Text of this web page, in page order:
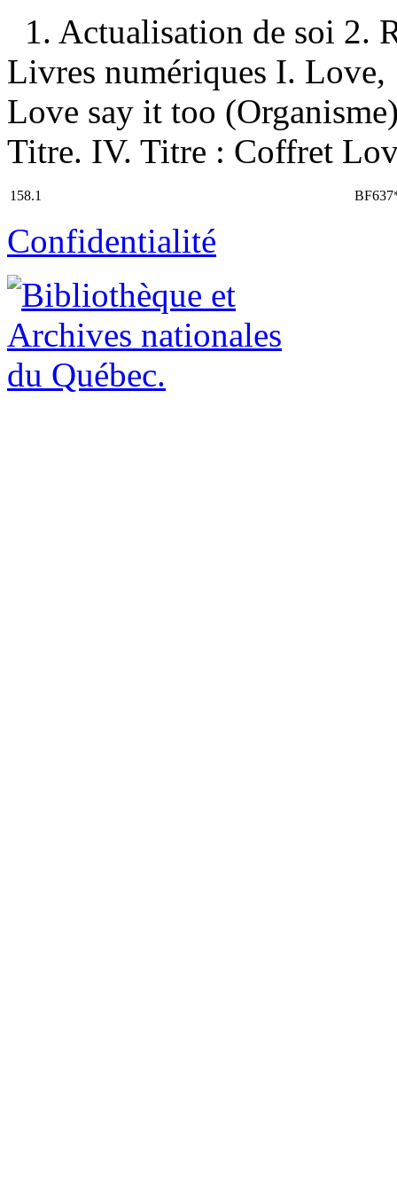
1. Actualisation de soi 2.
Livres numériques I.
Love say it too
Titre. IV. Titre : Coffret
158.1
Confidentialité